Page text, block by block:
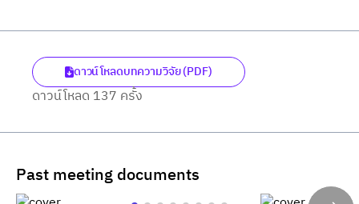
ดาวน์โหลดบทความวิจัย (PDF)
ดาวน์โหลด 137 ครั้ง
Past meeting documents